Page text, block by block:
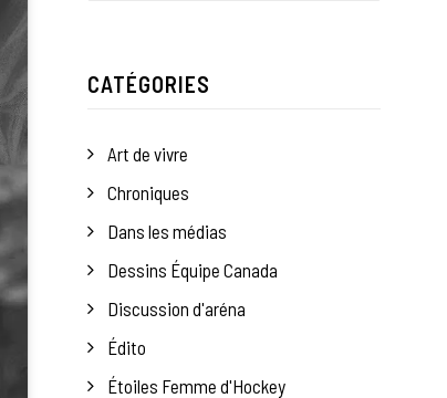
CATÉGORIES
Art de vivre
Chroniques
Dans les médias
Dessins Équipe Canada
Discussion d'aréna
Édito
Étoiles Femme d'Hockey